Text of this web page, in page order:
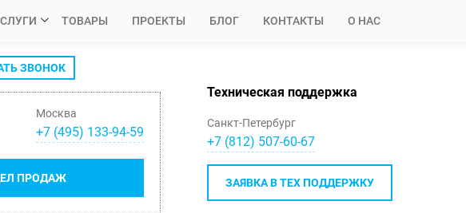
ТОВАРЫ ПРОЕКТЫ БЛОГ КОНТАКТЫ О НАС
ЗВОНОК
Москва
+7 (495) 133-94-59
ПРОДАЖ
Техническая поддержка
Санкт-Петербург
+7 (812) 507-60-67
ЗАЯВКА В ТЕХ ПОДДЕРЖКУ